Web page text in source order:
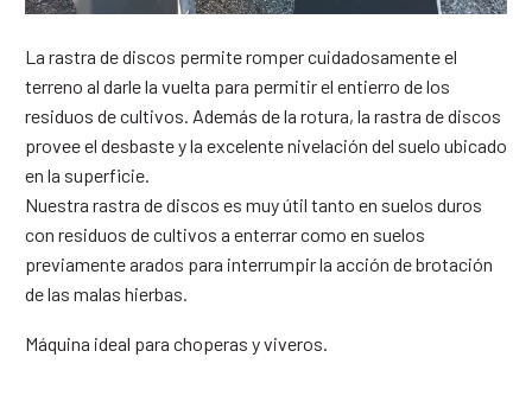
La rastra de discos permite romper cuidadosamente el
terreno al darle la vuelta para permitir el entierro de los
residuos de cultivos. Además de la rotura, la rastra de discos
provee el desbaste y la excelente nivelación del suelo ubicado
en la superficie.
Nuestra rastra de discos es muy útil tanto en suelos duros
con residuos de cultivos a enterrar como en suelos
previamente arados para interrumpir la acción de brotación
de las malas hierbas.
Máquina ideal para choperas y viveros.